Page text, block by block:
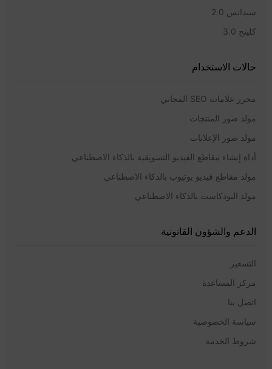
سيدانس 2.0
كلينج 3.0
حالات الاستخدام
محرر علامات SEO المجاني
مولد صور المنتجات
مولد صور الإعلانات
أداة إنشاء مقاطع الفيديو التسويقية بالذكاء الاصطناعي
مولد مقاطع فيديو يوتيوب بالذكاء الاصطناعي
مولد البودكاست بالذكاء الاصطناعي
الدعم والشؤون القانونية
التسعير
مركز المساعدة
اتصل بنا
سياسة الخصوصية
شروط الخدمة